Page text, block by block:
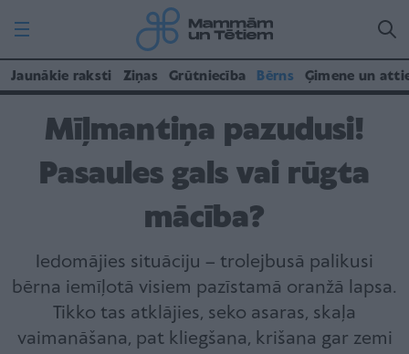
Jaunākie raksti Ziņas Grūtniecība Bērns Ģimene un
Mīļmantiņa pazudusi!
Pasaules gals vai rūgta
mācība?
Iedomājies situāciju – trolejbusā palikusi
bērna iemīļotā visiem pazīstamā oranžā lapsa.
Tikko tas atklājies, seko asaras, skaļa
vaimanāšana, pat kliegšana, krišana gar zemi